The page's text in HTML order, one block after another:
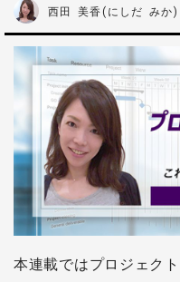
西田 美香(にしだ みか)
本連載ではプロジェク